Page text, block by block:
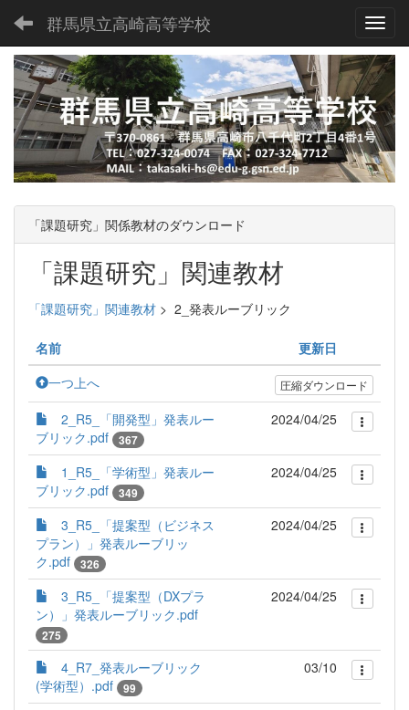
群馬県立高崎高等学校
「課題研究」関係教材のダウンロード
「課題研究」関連教材
「課題研究」関連教材 > 2_発表ルーブリック
名前
更新日
一つ上へ
圧縮ダウンロード
2_R5_「開発型」発表ルー
ブリック.pdf
367
2024/04/25
1_R5_「学術型」発表ルー
ブリック.pdf
349
2024/04/25
3_R5_「提案型（ビジネス
プラン）」発表ルーブリッ
ク.pdf
326
2024/04/25
3_R5_「提案型（DXプラ
ン）」発表ルーブリック.pdf
275
2024/04/25
4_R7_発表ルーブリック
(学術型）.pdf
99
03/10